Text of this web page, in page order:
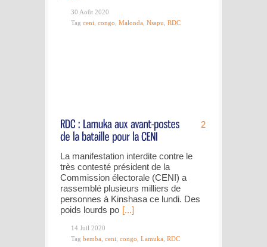
30 Août 2020
Tag ceni congo Malonda Nsapu RDC
2
La manifestation interdite contre le
très contesté président de la
Commission électorale (CENI) a
rassemblé plusieurs milliers de
personnes à Kinshasa ce lundi. Des
poids lourds po [...]
14 Juil 2020
Tag bemba ceni congo Lamuka RDC